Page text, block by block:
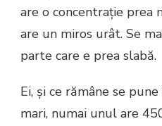
are o concentrație prea
are un miros urât. Se
parte care e prea slabă.
Ei, și ce rămâne se
mari, numai unul are